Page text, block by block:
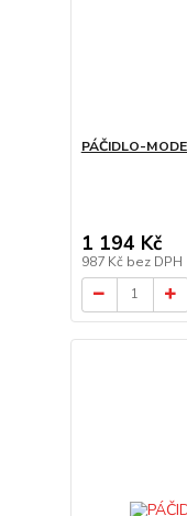
PÁČIDLO-
1 194 Kč
987 Kč bez DPH